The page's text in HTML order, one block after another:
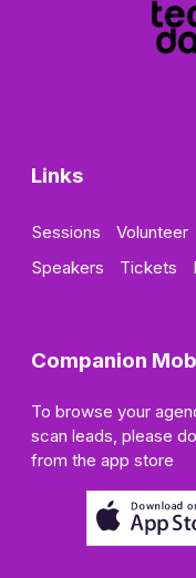
Links
Sessions Volunteer
Speakers
Tickets
Companion
To browse your
scan leads, please
from the app store